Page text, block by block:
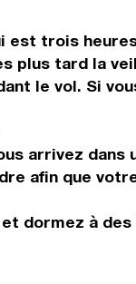
est trois
plus tard la
le vol. Si
arrivez dans
afin que
dormez à